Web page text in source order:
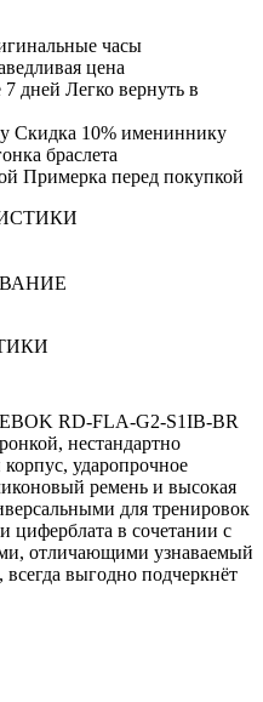
часы
цена
Легко вернуть в
Скидка 10% имениннику
браслета
Примерка перед покупкой
RD-FLA-G2-S1IB-BR
нестандартно
ударопрочное
ремень и высокая
для тренировок
циферблата в сочетании с
отличающими узнаваемый
выгодно подчеркнёт